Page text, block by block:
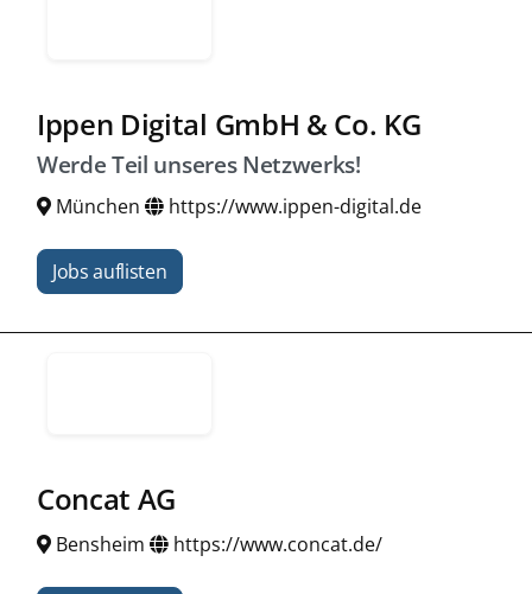
Ippen Digital GmbH & Co. KG
Werde Teil unseres Netzwerks!
München https://www.ippen-digital.de
Jobs auflisten
Concat AG
Bensheim https://www.concat.de/